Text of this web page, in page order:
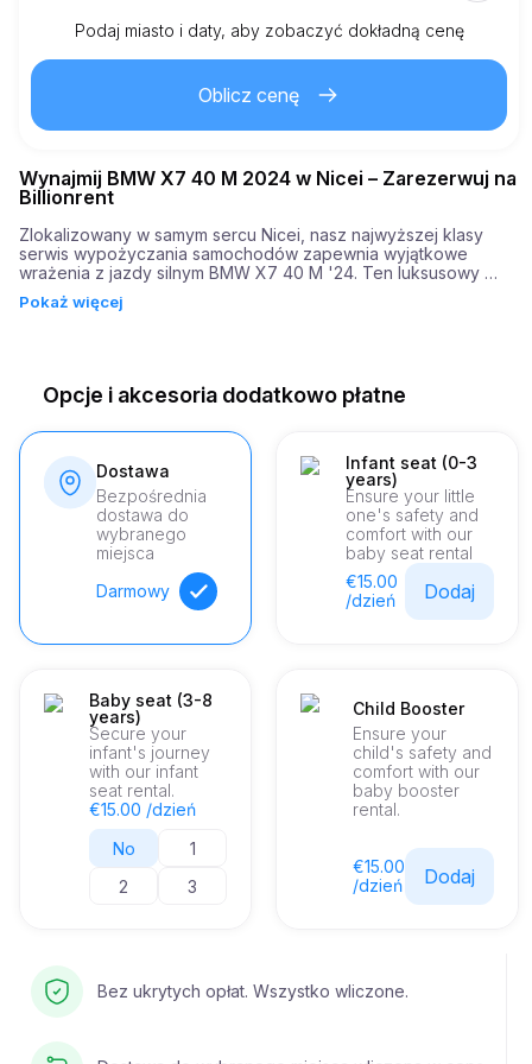
Km wliczone 150.00
Minimalny wiek 21
Depozyt gwarancyjny 5,000.00 €
Podaj miasto i daty, aby zobaczyć dokładną cenę
Oblicz cenę
Wynajmij BMW X7 40 M 2024 w Nicei – Zarezerwuj na
Billionrent
Zlokalizowany w samym sercu Nicei, nasz najwyższej klasy
serwis wypożyczania samochodów zapewnia wyjątkowe
wrażenia z jazdy silnym BMW X7 40 M '24. Ten luksusowy
SUV, ze swoim eleganckim designem i zaawansowaną
technologią, doskonale nadaje się do poruszania się po
BMW X7 40 M '24 wyróżnia się mocnym silnikiem,
charakteryzującym się imponującymi 352 konnymi silnikami,
zaledwie w 6,2 sekundy. To godne uwagi przyspieszenie, w
połączeniu z gładką i reagującą jazdą, sprawia, że podróż
przez Nicei, czy eksplorujesz jego zachwycające krajobrazy
czy tętniące życiem obszary miejskie, jest niezwykle
emocjonująca.
Pokaż więcej
Opcje i akcesoria dodatkowo płatne
Dostawa
Bezpośrednia
dostawa do
wybranego
miejsca
Darmowy
Infant seat (0-3
years)
Ensure your little
one's safety and
comfort with our
baby seat rental
€15.00
/dzień
Dodaj
Baby seat (3-8
years)
Secure your
infant's journey
with our infant
seat rental.
€15.00 /dzień
No
1
2
3
Child Booster
Ensure your
child's safety and
comfort with our
baby booster
rental.
€15.00
/dzień
Dodaj
Bez ukrytych opłat. Wszystko wliczone.